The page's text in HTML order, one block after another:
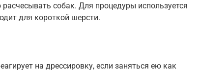
собак. Для процедуры используется
для короткой шерсти.
на дрессировку, если заняться ею как